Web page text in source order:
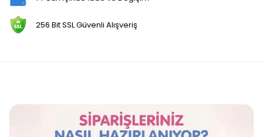
256 Bit SSL Güvenli Alışveriş